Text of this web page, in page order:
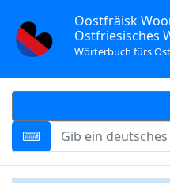
Oostfräisk
Ostfriesisches
Wörterbuch fürs